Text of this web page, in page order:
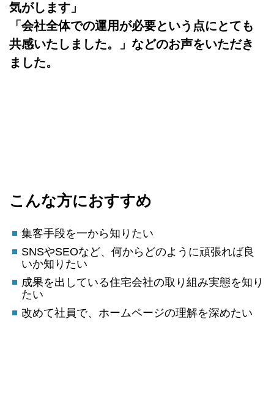
気がします 」
「 会社全体での運用が必要という点にとても
共感いたしました。」 などのお声をいただき
ました。
こんな方におすすめ
集客手段を一から知りたい
SNSやSEOなど、何からどのように頑張れば良
いか知りたい
成果を出している住宅会社の取り組み実態を知り
たい
改めて社員で、ホームページの理解を深めたい